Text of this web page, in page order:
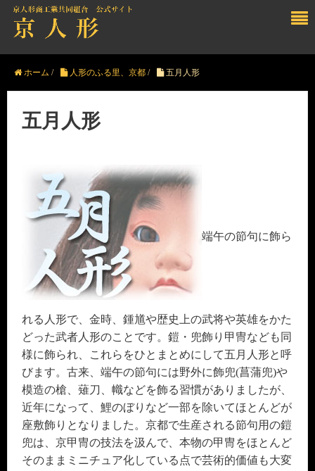
ホーム / 人形のふる里、京都 / 五月人形
五月人形
端午の節句に飾ら
れる人形で、金時、鍾馗や歴史上の武将や英雄をかた
どった武者人形のことです。鎧・兜飾り甲冑なども同
様に飾られ、これらをひとまとめにして五月人形と呼
びます。古来、端午の節句には野外に飾兜(菖蒲兜)や
模造の槍、薙刀、幟などを飾る習慣がありましたが、
近年になって、鯉のぼりなど一部を除いてほとんどが
座敷飾りとなりました。京都で生産される節句用の鎧
兜は、京甲冑の技法を汲んで、本物の甲冑をほとんど
そのままミニチュア化している点で芸術的価値も大変